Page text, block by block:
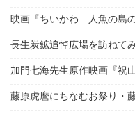
映画『ちいかわ 人魚の島
長生炭鉱追悼広場を訪ねて
加門七海先生原作映画『祝
藤原虎麿にちなむお祭り・